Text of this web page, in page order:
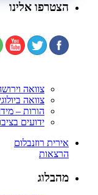
הצטרפו אלינו
צוואה
צוואה
הורות –
ידועים
אירית רוזנבלום
הרצאות
מהבלוג